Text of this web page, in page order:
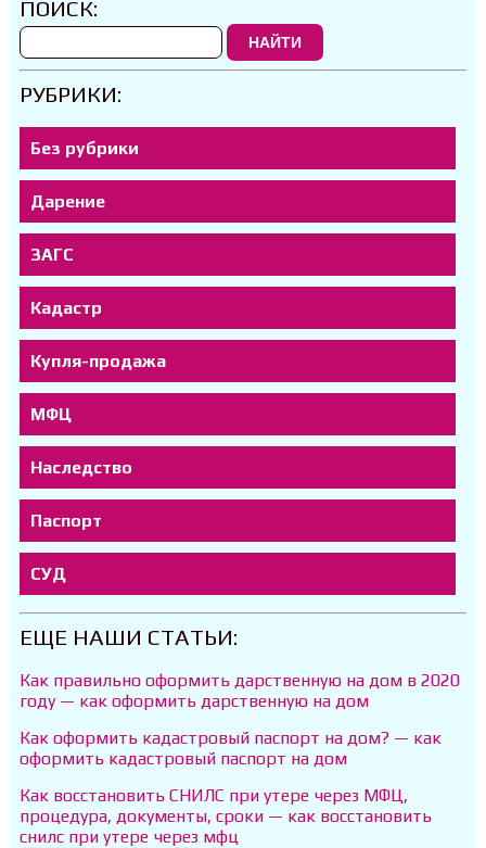
ПОИСК:
НАЙТИ
РУБРИКИ:
Без рубрики
Дарение
ЗАГС
Кадастр
Купля-продажа
МФЦ
Наследство
Паспорт
СУД
ЕЩЕ НАШИ СТАТЬИ:
Как правильно оформить дарственную на дом в 2020
году — как оформить дарственную на дом
Как оформить кадастровый паспорт на дом? — как
оформить кадастровый паспорт на дом
Как восстановить СНИЛС при утере через МФЦ,
процедура, документы, сроки — как восстановить
снилс при утере через мфц